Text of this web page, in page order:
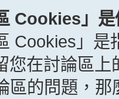
Cookies」
Cookies」
您在討論區
區的問題，